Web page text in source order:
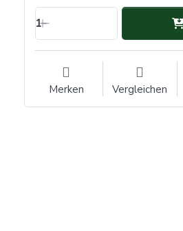
1
Merken Vergleichen